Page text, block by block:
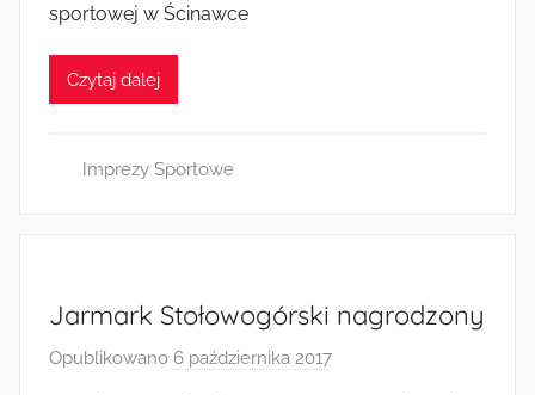
sportowej w Ścinawce
Czytaj dalej
Imprezy Sportowe
Jarmark Stołowogórski nagrodzony
Opublikowano 6 października 2017